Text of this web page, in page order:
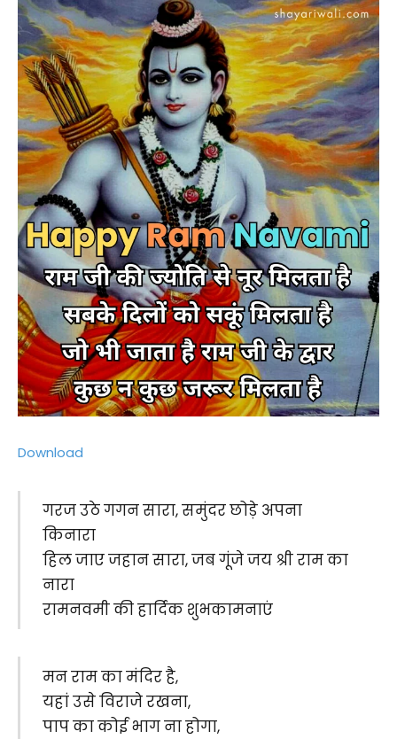
Download
गरज उठे गगन सारा, समुंदर छोड़े अपना
किनारा
हिल जाए जहान सारा, जब गूंजे जय श्री राम का
नारा
रामनवमी की हार्दिक शुभकामनाएं
मन राम का मंदिर है,
यहां उसे विराजे रखना,
पाप का कोई भाग ना होगा,